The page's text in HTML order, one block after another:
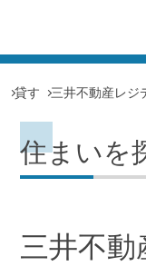
貸す 三井不動産レジ
住まいを
三井不